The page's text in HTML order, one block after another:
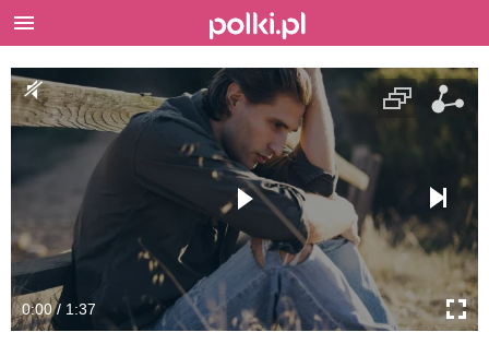
0:00 / 1:37